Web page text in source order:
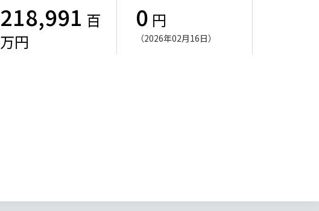
218,991 百
万円
0 円
（2026年02月16日）